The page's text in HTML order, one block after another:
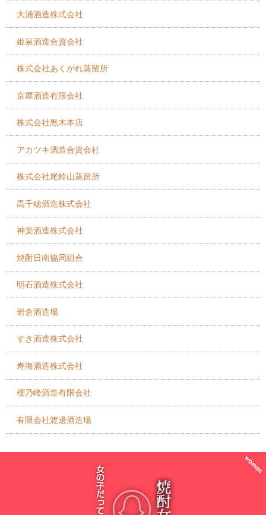
大浦酒造株式会社
姫泉酒造合資会社
株式会社あくがれ蒸留所
京屋酒造有限会社
株式会社黒木本店
アカツキ酒造合資会社
株式会社尾鈴山蒸留所
高千穂酒造株式会社
神楽酒造株式会社
焼酎日南協同組合
明石酒造株式会社
岩倉酒造場
すき酒造株式会社
寿海酒造株式会社
櫻乃峰酒造有限会社
有限会社渡邊酒造場